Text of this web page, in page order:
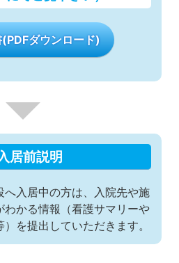
ダウンロード)
居前説明
へ入居中の方は、入院先や施
わかる情報（看護サマリーや
を提出していただきます。